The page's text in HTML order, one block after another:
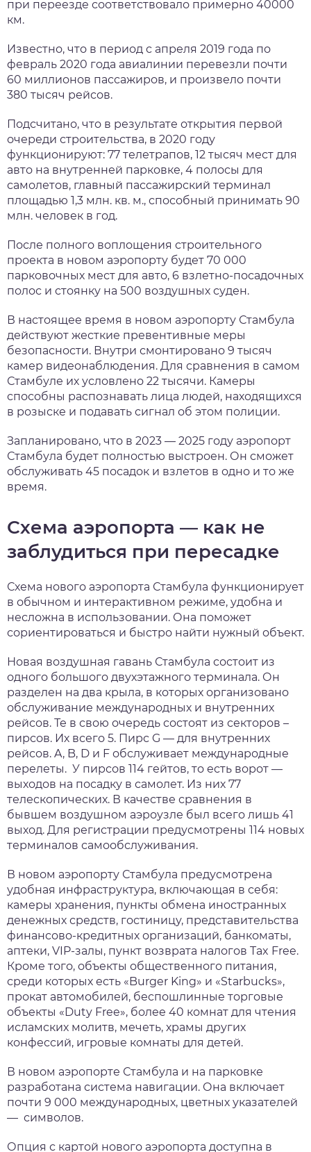
при переезде соответствовало примерно 40000
км.
Известно, что в период с апреля 2019 года по
февраль 2020 года авиалинии перевезли почти
60 миллионов пассажиров, и произвело почти
380 тысяч рейсов.
Подсчитано, что в результате открытия первой
очереди строительства, в 2020 году
функционируют: 77 телетрапов, 12 тысяч мест для
авто на внутренней парковке, 4 полосы для
самолетов, главный пассажирский терминал
площадью 1,3 млн. кв. м., способный принимать 90
млн. человек в год.
После полного воплощения строительного
проекта в новом аэропорту будет 70 000
парковочных мест для авто, 6 взлетно-посадочных
полос и стоянку на 500 воздушных суден.
В настоящее время в новом аэропорту Стамбула
действуют жесткие превентивные меры
безопасности. Внутри смонтировано 9 тысяч
камер видеонаблюдения. Для сравнения в самом
Стамбуле их условлено 22 тысячи. Камеры
способны распознавать лица людей, находящихся
в розыске и подавать сигнал об этом полиции.
Запланировано, что в 2023 — 2025 году аэропорт
Стамбула будет полностью выстроен. Он сможет
обслуживать 45 посадок и взлетов в одно и то же
время.
Схема аэропорта — как не
заблудиться при пересадке
Схема нового аэропорта Стамбула функционирует
в обычном и интерактивном режиме, удобна и
несложна в использовании. Она поможет
сориентироваться и быстро найти нужный объект.
Новая воздушная гавань Стамбула состоит из
одного большого двухэтажного терминала. Он
разделен на два крыла, в которых организовано
обслуживание международных и внутренних
рейсов. Те в свою очередь состоят из секторов –
пирсов. Их всего 5. Пирс G — для внутренних
рейсов. A, B, D и F обслуживает международные
перелеты. У пирсов 114 гейтов, то есть ворот —
выходов на посадку в самолет. Из них 77
телескопических. В качестве сравнения в
бывшем воздушном аэроузле был всего лишь 41
выход. Для регистрации предусмотрены 114 новых
терминалов самообслуживания.
В новом аэропорту Стамбула предусмотрена
удобная инфраструктура, включающая в себя:
камеры хранения, пункты обмена иностранных
денежных средств, гостиницу, представительства
финансово-кредитных организаций, банкоматы,
аптеки, VIP-залы, пункт возврата налогов Tax Free.
Кроме того, объекты общественного питания,
среди которых есть «Burger King» и «Starbucks»,
прокат автомобилей, беспошлинные торговые
объекты «Duty Free», более 40 комнат для чтения
исламских молитв, мечеть, храмы других
конфессий, игровые комнаты для детей.
В новом аэропорте Стамбула и на парковке
разработана система навигации. Она включает
почти 9 000 международных, цветных указателей
— символов.
Опция с картой нового аэропорта доступна в